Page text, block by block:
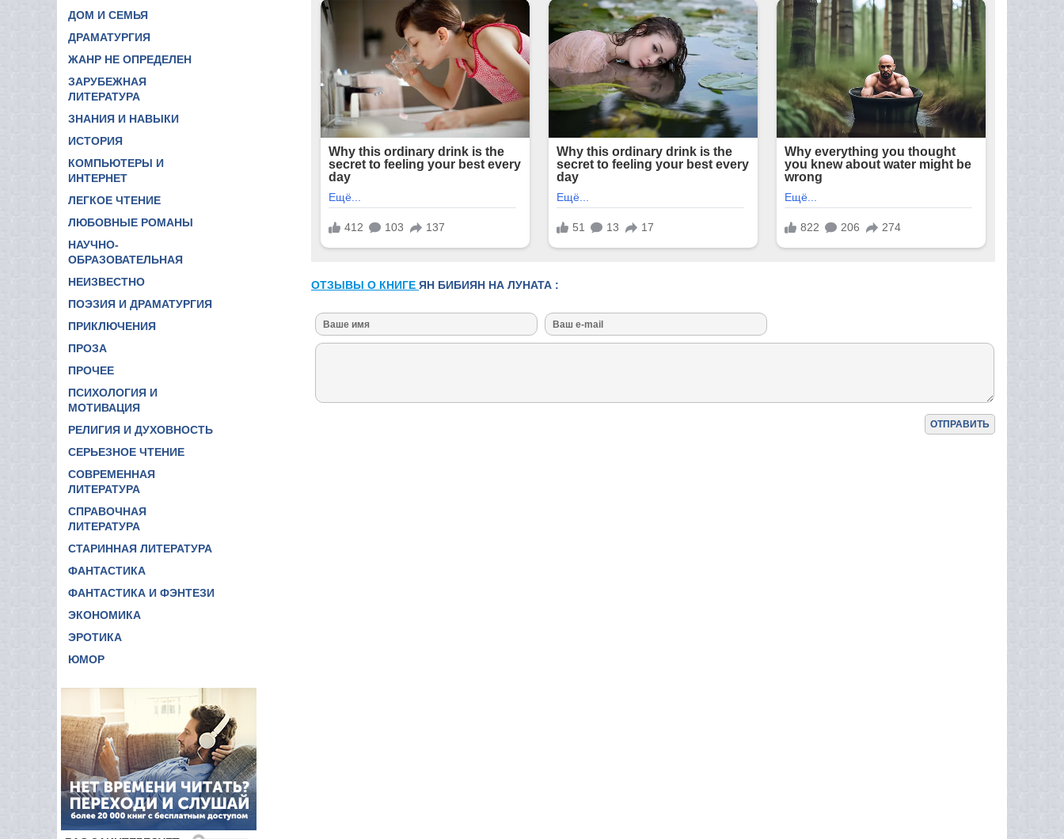
ДОМ И СЕМЬЯ
ДРАМАТУРГИЯ
ЖАНР НЕ ОПРЕДЕЛЕН
ЗАРУБЕЖНАЯ
ЛИТЕРАТУРА
ЗНАНИЯ И НАВЫКИ
ИСТОРИЯ
КОМПЬЮТЕРЫ И
ИНТЕРНЕТ
ЛЕГКОЕ ЧТЕНИЕ
ЛЮБОВНЫЕ РОМАНЫ
НАУЧНО-
ОБРАЗОВАТЕЛЬНАЯ
НЕИЗВЕСТНО
ПОЭЗИЯ И ДРАМАТУРГИЯ
ПРИКЛЮЧЕНИЯ
ПРОЗА
ПРОЧЕЕ
ПСИХОЛОГИЯ И
МОТИВАЦИЯ
РЕЛИГИЯ И ДУХОВНОСТЬ
СЕРЬЕЗНОЕ ЧТЕНИЕ
СОВРЕМЕННАЯ
ЛИТЕРАТУРА
СПРАВОЧНАЯ
ЛИТЕРАТУРА
СТАРИННАЯ ЛИТЕРАТУРА
ФАНТАСТИКА
ФАНТАСТИКА И ФЭНТЕЗИ
ЭКОНОМИКА
ЭРОТИКА
ЮМОР
ОТЗЫВЫ О КНИГЕ ЯН БИБИЯН НА ЛУНАТА :